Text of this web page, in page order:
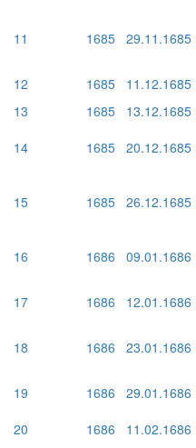
11 1685 29.11.1685
12 1685 11.12.1685
13
1685 13.12.1685
14
1685 20.12.1685
15 1685 26.12.1685
16 1686 09.01.1686
17 1686 12.01.1686
18 1686 23.01.1686
19 1686 29.01.1686
20
1686 11.02.1686